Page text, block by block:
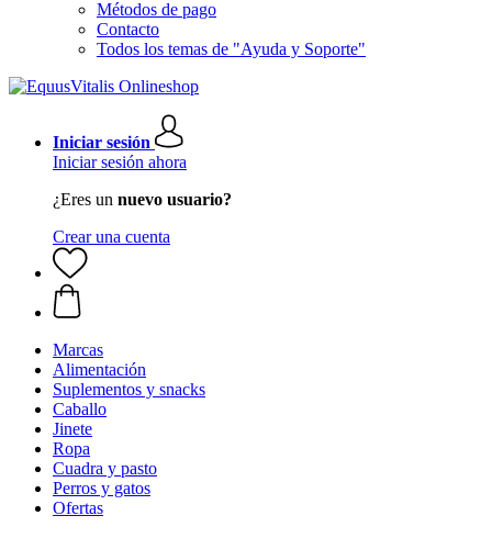
Métodos de pago
Contacto
Todos los temas de "Ayuda y Soporte"
Iniciar sesión
Iniciar sesión ahora
¿Eres un nuevo usuario?
Crear una cuenta
Marcas
Alimentación
Suplementos y snacks
Caballo
Jinete
Ropa
Cuadra y pasto
Perros y gatos
Ofertas